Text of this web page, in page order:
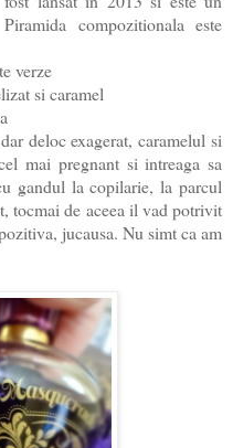
compozitionala este
verze
si caramel
deloc exagerat, caramelul si
mai pregnant si intreaga sa
gandul la copilarie, la parcul
tocmai de aceea il vad potrivit
jucausa. Nu simt ca am